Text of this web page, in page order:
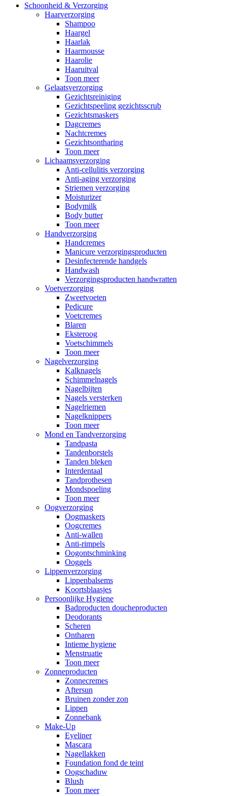
Schoonheid & Verzorging
Haarverzorging
Shampoo
Haargel
Haarlak
Haarmousse
Haarolie
Haaruitval
Toon meer
Gelaatsverzorging
Gezichtsreiniging
Gezichtspeeling gezichtsscrub
Gezichtsmaskers
Dagcremes
Nachtcremes
Gezichtsontharing
Toon meer
Lichaamsverzorging
Anti-cellulitis verzorging
Anti-aging verzorging
Striemen verzorging
Moisturizer
Bodymilk
Body butter
Toon meer
Handverzorging
Handcremes
Manicure verzorgingsproducten
Desinfecterende handgels
Handwash
Verzorgingsproducten handwratten
Voetverzorging
Zweetvoeten
Pedicure
Voetcremes
Blaren
Eksteroog
Voetschimmels
Toon meer
Nagelverzorging
Kalknagels
Schimmelnagels
Nagelbijten
Nagels versterken
Nagelriemen
Nagelknippers
Toon meer
Mond en Tandverzorging
Tandpasta
Tandenborstels
Tanden bleken
Interdentaal
Tandprothesen
Mondspoeling
Toon meer
Oogverzorging
Oogmaskers
Oogcremes
Anti-wallen
Anti-rimpels
Oogontschminking
Ooggels
Lippenverzorging
Lippenbalsems
Koortsblaasjes
Persoonlijke Hygiene
Badproducten doucheproducten
Deodorants
Scheren
Ontharen
Intieme hygiene
Menstruatie
Toon meer
Zonneproducten
Zonnecremes
Aftersun
Bruinen zonder zon
Lippen
Zonnebank
Make-Up
Eyeliner
Mascara
Nagellakken
Foundation fond de teint
Oogschaduw
Blush
Toon meer